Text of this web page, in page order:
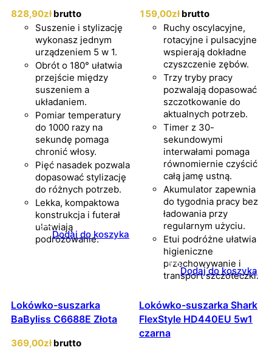
828,90zł brutto
Suszenie i stylizację
wykonasz jednym
urządzeniem 5 w 1.
Obrót o 180° ułatwia
przejście między
suszeniem a
układaniem.
Pomiar temperatury
do 1000 razy na
sekundę pomaga
chronić włosy.
Pięć nasadek pozwala
dopasować stylizację
do różnych potrzeb.
Lekka, kompaktowa
konstrukcja i futerał
ułatwiają
podróżowanie.
Dodaj do koszyka
159,00zł brutto
Ruchy oscylacyjne,
rotacyjne i pulsacyjne
wspierają dokładne
czyszczenie zębów.
Trzy tryby pracy
pozwalają dopasować
szczotkowanie do
aktualnych potrzeb.
Timer z 30-
sekundowymi
interwałami pomaga
równomiernie czyścić
całą jamę ustną.
Akumulator zapewnia
do tygodnia pracy bez
ładowania przy
regularnym użyciu.
Etui podróżne ułatwia
higieniczne
przechowywanie i
transport szczoteczki.
Dodaj do koszyka
Lokówko-suszarka
BaByliss C6688E Złota
369,00zł brutto
Lokówko-suszarka Shark
FlexStyle HD440EU 5w1
czarna